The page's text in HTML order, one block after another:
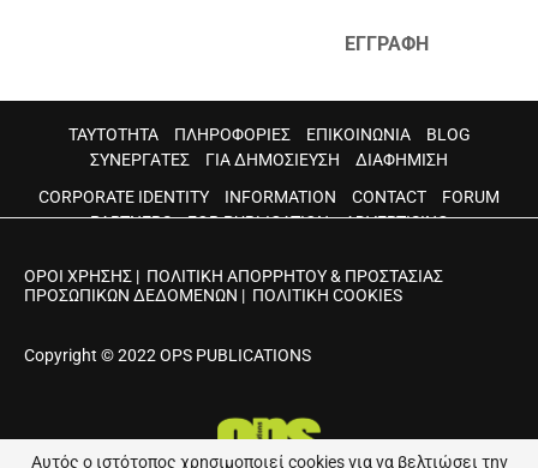
ΕΓΓΡΑΦΗ
ΤΑΥΤΟΤΗΤΑ ΠΛΗΡΟΦΟΡΙΕΣ ΕΠΙΚΟΙΝΩΝΙΑ
BLOG
ΣΥΝΕΡΓΑΤΕΣ
ΓΙΑ ΔΗΜΟΣΙΕΥΣΗ
ΔΙΑΦΗΜΙΣΗ
CORPORATE IDENTITY
INFORMATION CONTACT
FORUM
PARTNERS
FOR PUBLICATION ADVERTISING
ΟΡΟΙ ΧΡΗΣΗΣ | ΠΟΛΙΤΙΚΗ ΑΠΟΡΡΗΤΟΥ & ΠΡΟΣΤΑΣΙΑΣ
ΠΡΟΣΩΠΙΚΩΝ ΔΕΔΟΜΕΝΩΝ | ΠΟΛΙΤΙΚΗ COOKIES
Copyright © 2022 OPS PUBLICATIONS
Αυτός ο ιστότοπος χρησιμοποιεί cookies για να βελτιώσει την